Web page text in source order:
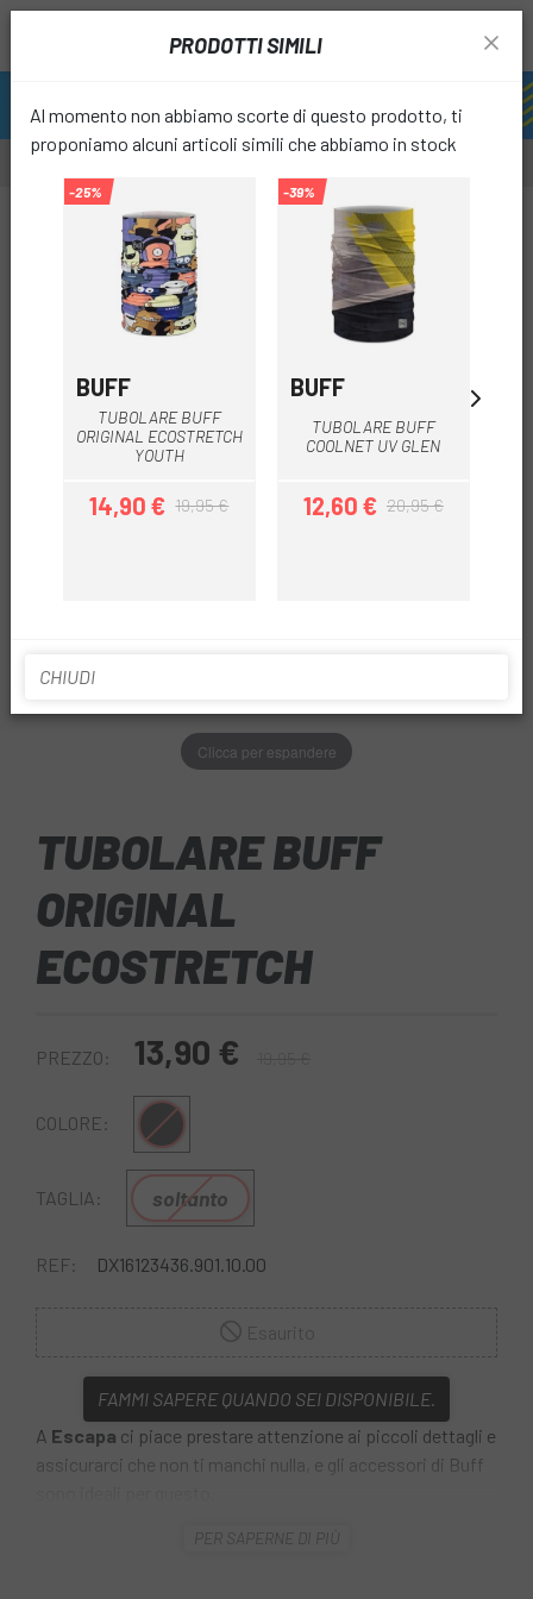
Clicca per espandere
TUBOLARE BUFF
ORIGINAL
ECOSTRETCH
PREZZO: 13,90 €
COLORE: Multiplo
TAGLIA: soltanto
REF: DX16123436.901.10.00
FAMMI SAPERE QUANDO SEI DISPONIBILE.
PRODOTTI SIMILI
Al momento non abbiamo scorte di questo prodotto, ti
proponiamo alcuni articoli simili che abbiamo in stock
-25%
BUFF
TUBOLARE BUFF
ORIGINAL ECOSTRETCH
YOUTH
Prezzo
14,90 €Prezzo base
19,95 €
-39%
BUFF
TUBOLARE BUFF
COOLNET UV GLEN
Prezzo
12,60 €Prezzo base
20,95 €
CHIUDI
A Escapa ci piace prestare attenzione ai piccoli dettagli e
assicurarci che non ti manchi nulla, e gli accessori di Buff
Tubolare Buff Original EcoStretch
PER SAPERNE DI PIÙ